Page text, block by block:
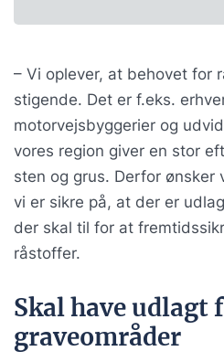
– Vi oplever, at behovet for
stigende. Det er f.eks.
motorvejsbyggerier og
vores region giver en stor
sten og grus. Derfor ønsker
vi er sikre på, at der er
der skal til for at
råstoffer.
Skal have udlagt
graveområder